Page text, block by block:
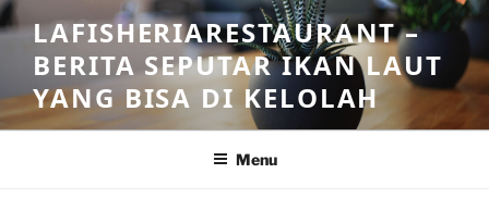
Skip
to
content
LAFISHERIARESTAURANT –
BERITA SEPUTAR IKAN LAUT
YANG BISA DI KELOLAH
Menu